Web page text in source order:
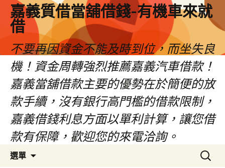
嘉義質借當舖借錢-有機車來就
借
不要再因資金不能及時到位，而坐失良
機！資金周轉強烈推薦嘉義汽車借款！
嘉義當舖借款主要的優勢在於簡便的放
款手續，沒有銀行高門檻的借款限制，
嘉義借錢利息方面以單利計算，讓您借
款有保障，歡迎您的來電洽詢。
選單
搜
尋